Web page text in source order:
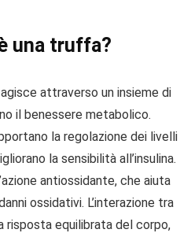
una truffa?
attraverso un insieme di
il benessere metabolico.
la regolazione dei livelli
la sensibilità all’insulina.
antiossidante, che aiuta
ossidativi. L’interazione tra
risposta equilibrata del corpo,